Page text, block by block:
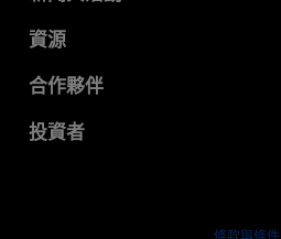
企業責任
招聘
聯絡我們
新聞室
媒體庫
資源
開發者中心
案例研究
合作夥伴
AMD 合作夥伴中心
投資者